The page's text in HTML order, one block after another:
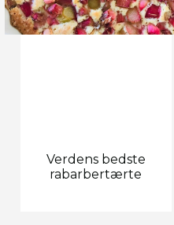
Verdens bedste
rabarbertærte